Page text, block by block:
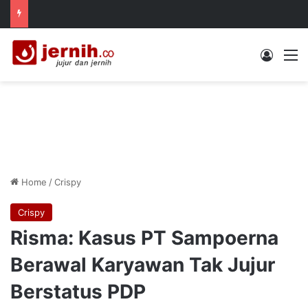
Log In
Home /Crispy
Crispy
Risma: Kasus PT Sampoerna
Berawal Karyawan Tak Jujur
Berstatus PDP